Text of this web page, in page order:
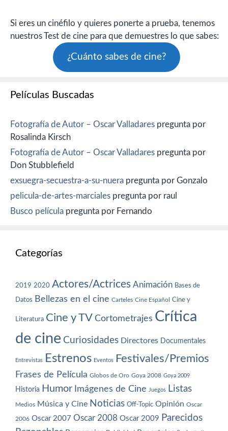
Si eres un cinéfilo y quieres ponerte a prueba, tenemos
nuestros Test de cine para que demuestres lo que sabes:
¿Cuánto sabes de cine?
Películas Buscadas
Fotografía de Autor – Oscar Valladares pregunta por
Rosalinda Kirsch
Fotografía de Autor – Oscar Valladares pregunta por
Don Stubblefield
exsuegra-secuestra-a-su-nuera pregunta por Gonzalo
pelicula-de-artes-marciales pregunta por raul
Busco película pregunta por Fernando
Categorías
2019 2020 Actores/Actrices Animación Bases de
Datos Bellezas en el cine Carteles Cine Español Cine y
Literatura Cine y TV Cortometrajes Crítica
de cine Curiosidades Directores Documentales
Entrevistas Estrenos Eventos Festivales/Premios
Frases de Película Globos de Oro Goya 2008 Goya 2009
Historia Humor Imágenes de Cine Juegos Listas
Medios Música y Cine Noticias Off-Topic Opinión Oscar
2006 Oscar 2007 Oscar 2008 Oscar 2009 Parecidos